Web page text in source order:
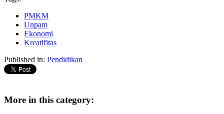
PMKM
Unpam
Ekonomi
Kreatifitas
Published in: Pendidikan
More in this category: